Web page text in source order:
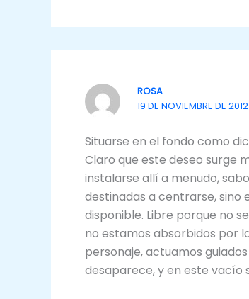
ROSA
19 DE NOVIEMBRE DE
Situarse en el fondo como
Claro que este deseo surge
instalarse allí a menudo,
destinadas a centrarse, sino
disponible. Libre porque no
no estamos absorbidos por
personaje, actuamos
desaparece, y en este vacío